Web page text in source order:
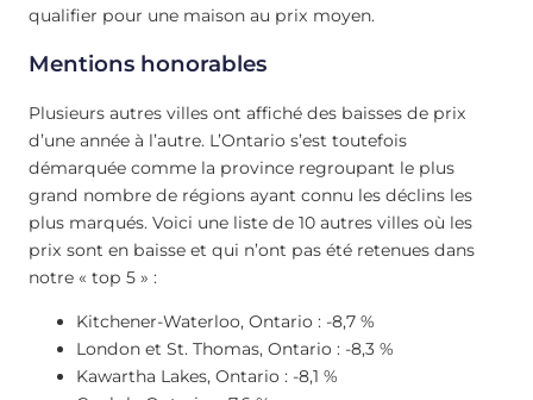
qualifier pour une maison au prix moyen.
Mentions honorables
Plusieurs autres villes ont affiché des baisses de prix
d’une année à l’autre. L’Ontario s’est toutefois
démarquée comme la province regroupant le plus
grand nombre de régions ayant connu les déclins les
plus marqués. Voici une liste de 10 autres villes où les
prix sont en baisse et qui n’ont pas été retenues dans
notre « top 5 » :
Kitchener-Waterloo, Ontario : -8,7 %
London et St. Thomas, Ontario : -8,3 %
Kawartha Lakes, Ontario : -8,1 %